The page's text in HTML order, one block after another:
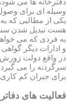
دفترخانه ها می
وسیله ای برای
یکی از مطالبی که
هست تبدیل شدن
به فردی که می
و ادارات دیگر
در واقع دولت
سرگردنه را می
برای جبران کم کاری
فعالیت های